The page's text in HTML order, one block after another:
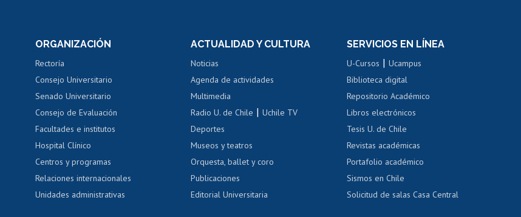
Perfeccionamiento
Evaluación docente
Calificación académica
Postulación al AUCAI
Portal de movilidad interna
Certificado de renta
Certificado de renta
Gestión de correo uchile
Movilidad Estudiantil
Cursos de español
Acoso laboral, sexual y violencia
ORGANIZACIÓN
Rectoría
Consejo Universitario
Senado Universitario
Consejo de Evaluación
Facultades e institutos
Hospital Clínico
Centros y programas
Relaciones internacionales
Unidades administrativas
ACTUALIDAD Y CULTURA
Noticias
Agenda de actividades
Multimedia
Radio U. de Chile |Uchile TV
Deportes
Museos y teatros
Orquesta, ballet y coro
Publicaciones
Editorial Universitaria
SERVICIOS EN LÍNEA
U-Cursos |Ucampus
Biblioteca digital
Repositorio Académico
Libros electrónicos
Tesis U. de Chile
Revistas académicas
Portafolio académico
Sismos en Chile
Solicitud de salas Casa Central